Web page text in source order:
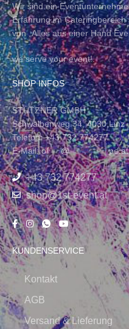
Wir sind ein
Erfahrung im
von „Alles aus einer Hand
we serve your event!.
SHOP INFOS
STÜTZNER GMBH
Schwalbenweg 34, 4030 Linz
Telefon: +43 732 774277
E-Mail:of****@*************pe.at
+43 732 774277
shop@1st-event.at
KUNDENSERVICE
Kontakt
AGB
Versand & Lieferung